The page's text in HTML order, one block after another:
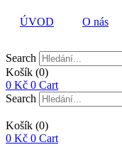
ÚVOD O nás
Search
Košík (0)
0 Kč 0 Cart
Search
Košík (0)
0 Kč 0 Cart